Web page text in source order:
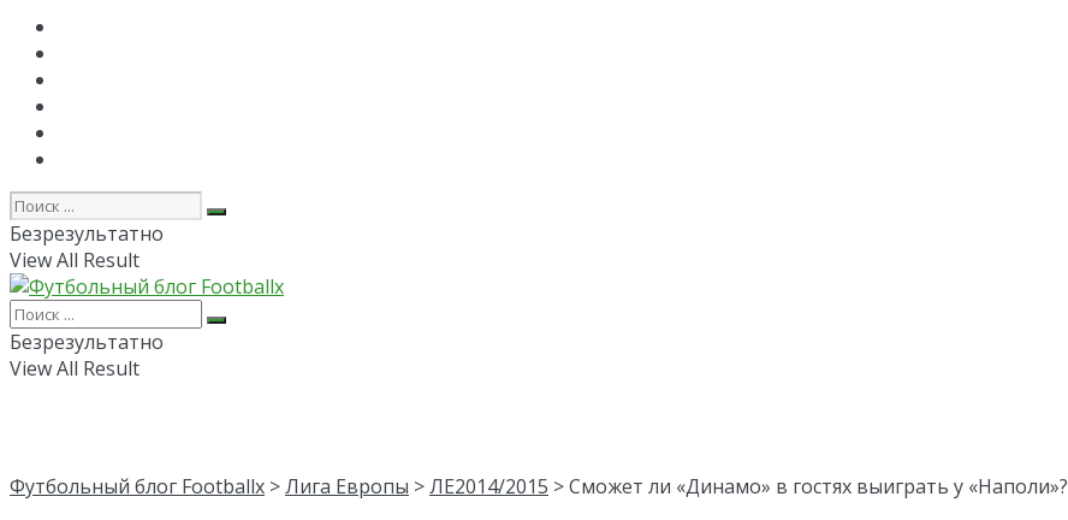
Безрезультатно
View All Result
Безрезультатно
View All Result
Футбольный блог Footballx >Лига Европы >ЛЕ2014/2015 > Сможет ли «Динамо» в гостях выиграть у «Наполи»?